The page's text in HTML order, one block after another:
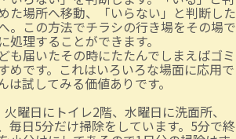
た場所へ移動、「いらない」と判断した
。この方法でチラシの行き場をその場で
処理することができます。
も届いたその時にたたんでしまえばゴミ
めです。これはいろいろな場面に応用で
は試してみる価値ありです。
曜日にトイレ2階、水曜日に洗面所、
毎日5分だけ掃除をしています。5分で終